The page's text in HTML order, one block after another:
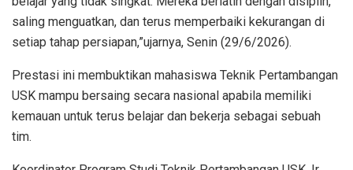
saling menguatkan, dan terus memperbaiki kekurangan di
setiap tahap persiapan,”ujarnya, Senin (29/6/2026).
Prestasi ini membuktikan mahasiswa Teknik Pertambangan
USK mampu bersaing secara nasional apabila memiliki
kemauan untuk terus belajar dan bekerja sebagai sebuah
tim.